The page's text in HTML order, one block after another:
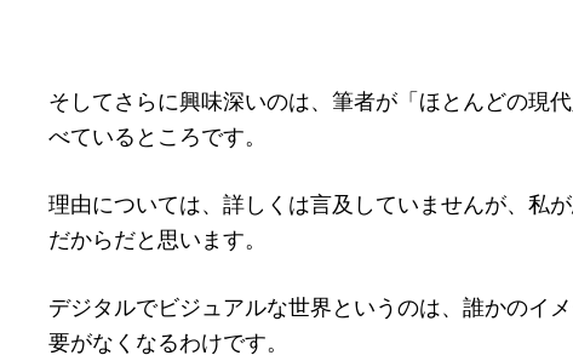
そしてさらに興味深いのは、筆者が「ほとんどの現
べているところです。
理由については、詳しくは言及していませんが、私
だからだと思います。
デジタルでビジュアルな世界というのは、誰かのイ
要がなくなるわけです。